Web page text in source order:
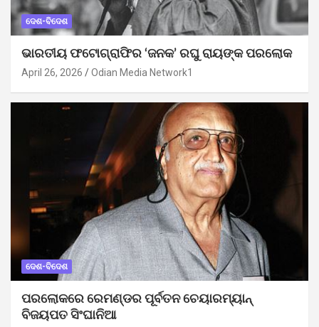
ଦେଶ-ବିଦେଶ
ଭାରତୀୟ ଫଟୋଗ୍ରାଫିର ‘ଜନକ’ ରଘୁ ରାୟଙ୍କ ପରଲୋକ
April 26, 2026 Odian Media Network1
ଦେଶ-ବିଦେଶ
ପରଲୋକରେ ରେମଣ୍ଡର ପୂର୍ବତନ ଚେୟାରମ୍ୟାନ୍
ବିଜୟପତ ସିଂଘାନିଆ